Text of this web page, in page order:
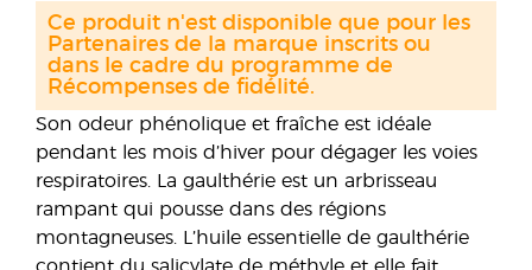
Son odeur phénolique et fraîche est idéale
pendant les mois d’hiver pour dégager les voies
respiratoires. La gaulthérie est un arbrisseau
rampant qui pousse dans des régions
montagneuses. L’huile essentielle de gaulthérie
Ce produit n'est disponible que pour les
Partenaires de la marque inscrits ou
dans le cadre du programme de
Récompenses de fidélité.